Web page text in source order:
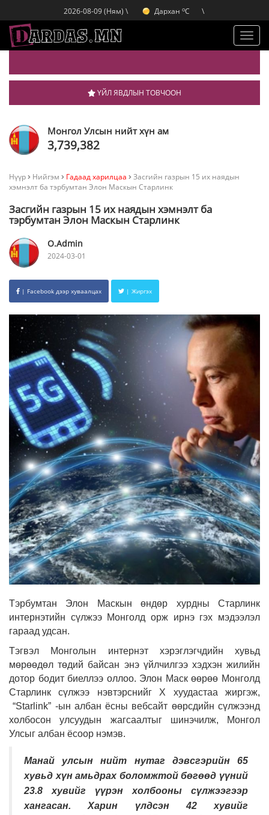
2026-08-09 (Ням) \ Дархан oC
Эрдэнэт C
\
ҮЙЛ ЯВДЛЫН ТОВЧООН
Монгол Улсын нийт хүн ам
3,739,382
Нүүр Нийгэм Гадаад харилцаа
Засгийн газрын 15 их наядын
хэмнэлт ба тэрбумтан Элон Маскын Старлинк
Засгийн газрын 15 их наядын хэмнэлт ба
тэрбумтан Элон Маскын Старлинк
O.Admin
2024-03-01
| Facebook дээр хуваалцах | Жиргэх
Тэрбумтан Элон Маскын өндөр хурдны Старлинк
интернэтийн сүлжээ Монголд орж ирнэ гэх мэдээлэл
гараад удсан.
Тэгвэл Монголын интернэт хэрэглэгчдийн хувьд
мөрөөдөл төдий байсан энэ үйлчилгээ хэдхэн жилийн
дотор бодит биеллээ оллоо. Элон Маск өөрөө Монголд
Старлинк сүлжээ нэвтэрснийг X хуудастаа жиргэж,
“Starlink” -ын албан ёсны вебсайт өөрсдийн сүлжээнд
холбосон улсуудын жагсаалтыг шинэчилж, Монгол
Улсыг албан ёсоор нэмэв.
Манай улсын нийт нутаг дэвсгэрийн 65
хувьд хүн амьдрах боломжтой бөгөөд үүний
23.8 хувийг үүрэн холбооны сүлжээгээр
хангасан. Харин үлдсэн 42 хувийг